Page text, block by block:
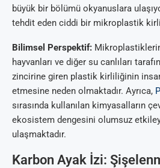
büyük bir bölümü okyanuslara
tehdit eden ciddi bir mikroplastik
Bilimsel Perspektif:
hayvanları ve diğer su canlıları
zincirine giren plastik kirliliğinin
etmesine neden olmaktadır. Ayrıca,
sırasında kullanılan kimyasalların
ekosistem dengesini olumsuz
ulaşmaktadır.
Karbon Ayak İzi: